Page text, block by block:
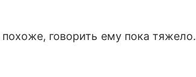
говорить ему пока тяжело.